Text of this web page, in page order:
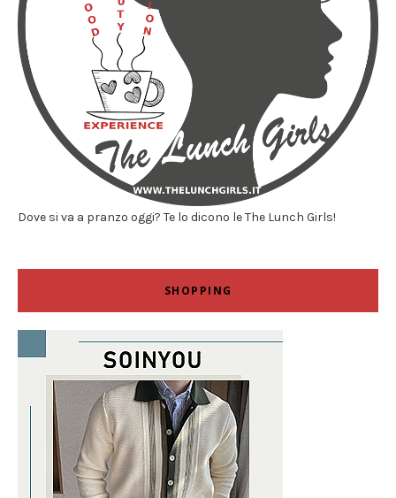
Dove si va a pranzo oggi? Te lo dicono le The Lunch Girls!
SHOPPING